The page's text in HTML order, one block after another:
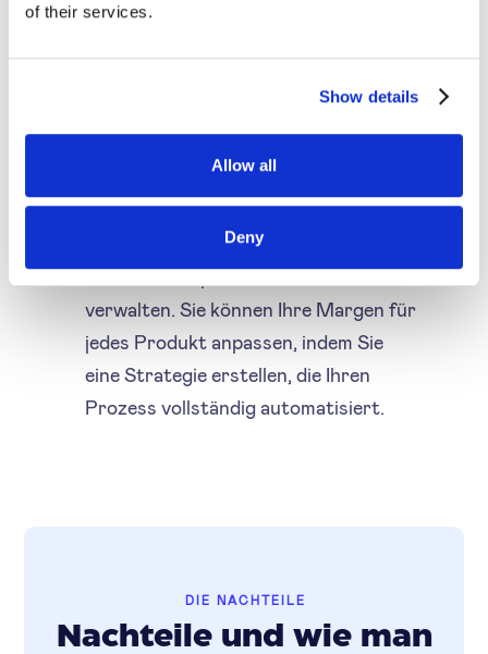
of their services.
Show details
Allow all
Deny
Ihre Gewinnmargen auf einem
zeitintensiv und unintuitiv? Mit
Preisautomatisierungssoftware wie
SYMSON können Sie alle Ihre
Selbstkostenpreise effizient
verwalten. Sie können Ihre Margen für
jedes Produkt anpassen, indem Sie
eine Strategie erstellen, die Ihren
Prozess vollständig automatisiert.
DIE NACHTEILE
Nachteile und wie man